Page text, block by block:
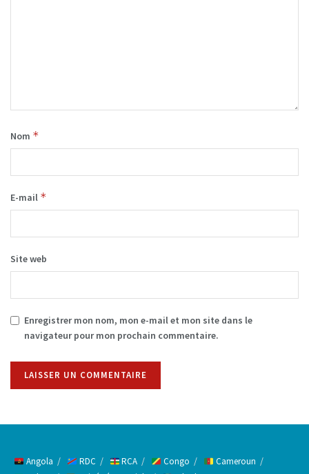
Nom *
E-mail *
Site web
Enregistrer mon nom, mon e-mail et mon site dans le
navigateur pour mon prochain commentaire.
Angola RDC RCA Congo
Cameroun